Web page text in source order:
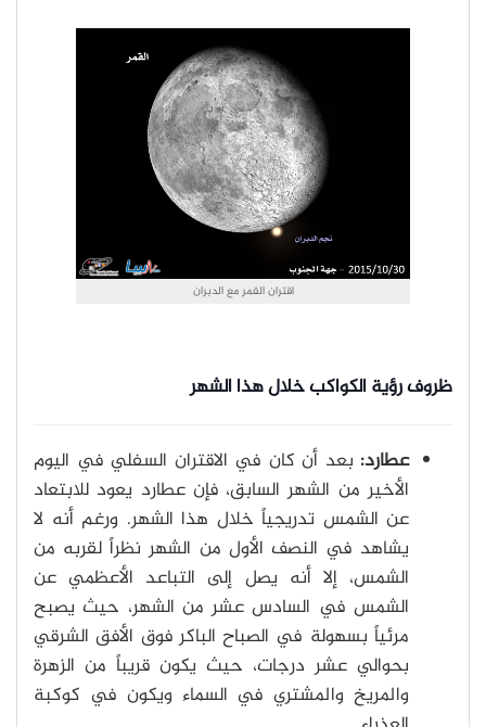
اقتران القمر مع الدبران
ظروف رؤية الكواكب خلال هذا الشهر
عطارد: بعد أن كان في الاقتران السفلي في اليوم
الأخير من الشهر السابق، فإن عطارد يعود للابتعاد
عن الشمس تدريجياً خلال هذا الشهر. ورغم أنه لا
يشاهد في النصف الأول من الشهر نظراً لقربه من
الشمس، إلا أنه يصل إلى التباعد الأعظمي عن
الشمس في السادس عشر من الشهر، حيث يصبح
مرئياً بسهولة في الصباح الباكر فوق الأفق الشرقي
بحوالي عشر درجات، حيث يكون قريباً من الزهرة
والمريخ والمشتري في السماء ويكون في كوكبة